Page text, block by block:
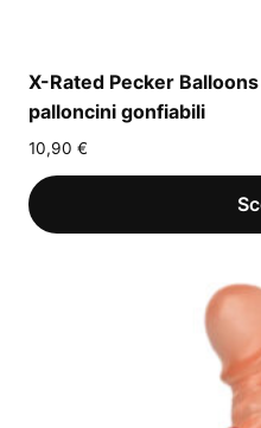
X-Rated Pecker
palloncini gonfiabili
10,90 €